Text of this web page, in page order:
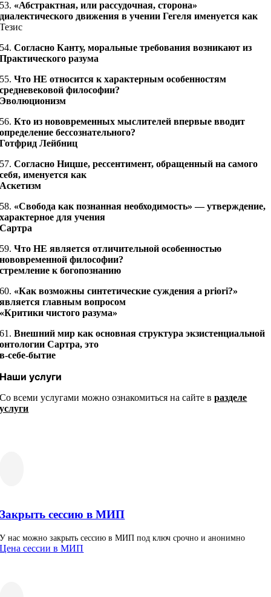
53. «Абстрактная, или рассудочная, сторона»
диалектического движения в учении Гегеля именуется как
Тезис
54. Согласно Канту, моральные требования возникают из
Практического разума
55.Что НЕ относится к характерным особенностям
средневековой философии?
Эволюционизм
56.Кто из нововременных мыслителей впервые вводит
определение бессознательного?
Готфрид Лейбниц
57.Согласно Ницше, рессентимент, обращенный на самого
себя, именуется как
Аскетизм
58. «Свобода как познанная необходимость» — утверждение,
характерное для учения
Сартра
59.Что НЕ является отличительной особенностью
нововременной философии?
стремление к богопознанию
60. «Как возможны синтетические суждения a priori?»
является главным вопросом
«Критики чистого разума»
61.Внешний мир как основная структура экзистенциальной
онтологии Сартра, это
в-себе-бытие
Наши услуги
Со всеми услугами можно ознакомиться на сайте вразделе
услуги
Закрыть сессию в МИП
У нас можно закрыть сессию в МИП под ключ срочно и анонимно
Цена сессии в МИП